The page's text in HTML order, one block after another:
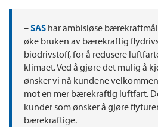
–SAS har ambisiøse
øke bruken av bærekraftig
biodrivstoff, for å redusere
klimaet. Ved å gjøre det mulig å
ønsker vi nå kundene
mot en mer bærekraftig luftfart.
kunder som ønsker å gjøre
bærekraftige.